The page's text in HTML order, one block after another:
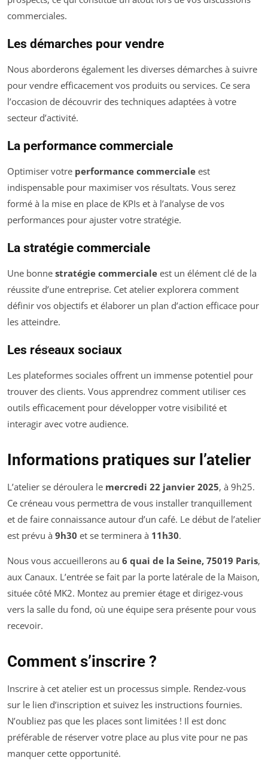
commerciales.
Les démarches pour vendre
Nous aborderons également les diverses démarches à suivre
pour vendre efficacement vos produits ou services. Ce sera
l’occasion de découvrir des techniques adaptées à votre
secteur d’activité.
La performance commerciale
Optimiser votre performance commerciale est
indispensable pour maximiser vos résultats. Vous serez
formé à la mise en place de KPIs et à l’analyse de vos
performances pour ajuster votre stratégie.
La stratégie commerciale
Une bonne stratégie commerciale est un élément clé de la
réussite d’une entreprise. Cet atelier explorera comment
définir vos objectifs et élaborer un plan d’action efficace pour
les atteindre.
Les réseaux sociaux
Les plateformes sociales offrent un immense potentiel pour
trouver des clients. Vous apprendrez comment utiliser ces
outils efficacement pour développer votre visibilité et
interagir avec votre audience.
Informations pratiques sur l’atelier
L’atelier se déroulera le mercredi 22 janvier 2025, à 9h25.
Ce créneau vous permettra de vous installer tranquillement
et de faire connaissance autour d’un café. Le début de l’atelier
est prévu à 9h30 et se terminera à 11h30.
Nous vous accueillerons au 6 quai de la Seine, 75019 Paris,
aux Canaux. L’entrée se fait par la porte latérale de la Maison,
située côté MK2. Montez au premier étage et dirigez-vous
vers la salle du fond, où une équipe sera présente pour vous
recevoir.
Comment s’inscrire ?
Inscrire à cet atelier est un processus simple. Rendez-vous
sur le lien d’inscription et suivez les instructions fournies.
N’oubliez pas que les places sont limitées ! Il est donc
préférable de réserver votre place au plus vite pour ne pas
manquer cette opportunité.